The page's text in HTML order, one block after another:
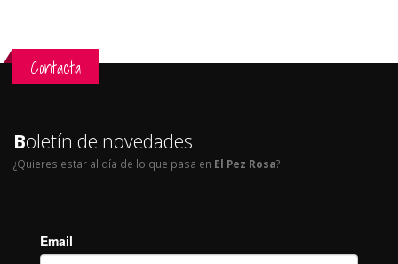
Contacta
Boletín de novedades
¿Quieres estar al día de lo que pasa en El Pez Rosa?